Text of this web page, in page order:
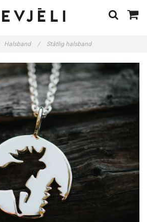
Halsband / Ståtlig halsband